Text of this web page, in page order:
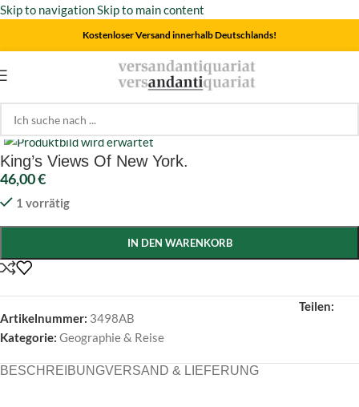
Skip to navigationSkip to main content
Kostenloser Versand innerhalb Deutschlands!
Start/Geographie & Reise
Click to enlarge
King’s Views Of New York.
46,00€
1 vorrätig
IN DEN WARENKORB
Artikelnummer: 3498AB
Kategorie: Geographie & Reise
Teilen:
BESCHREIBUNGVERSAND & LIEFERUNG